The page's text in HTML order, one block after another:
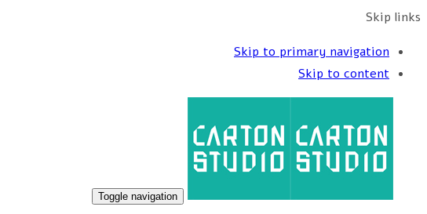
Skip links
Skip to primary navigation
Skip to content
Toggle navigation